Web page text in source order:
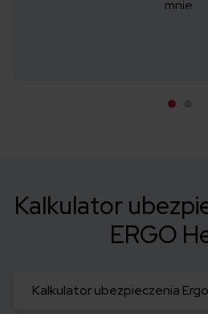
mnie.
Kalkulator
ERGO
Kalkulator ubezpieczenia